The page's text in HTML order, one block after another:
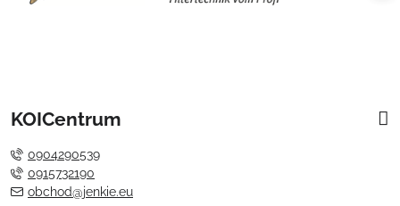
KOICentrum
0904290539
0915732190
obchod@jenkie.eu